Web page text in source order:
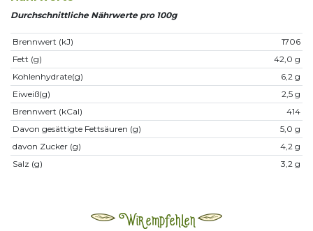
Durchschnittliche Nährwerte pro 100g
Brennwert (kJ)
1706
Fett (g)
42,0 g
Kohlenhydrate(g)
6,2 g
Eiweiß(g)
2,5 g
Brennwert (kCal)
414
Davon gesättigte Fettsäuren (g)
5,0 g
davon Zucker (g)
4,2 g
Salz (g)
3,2 g
Wir empfehlen